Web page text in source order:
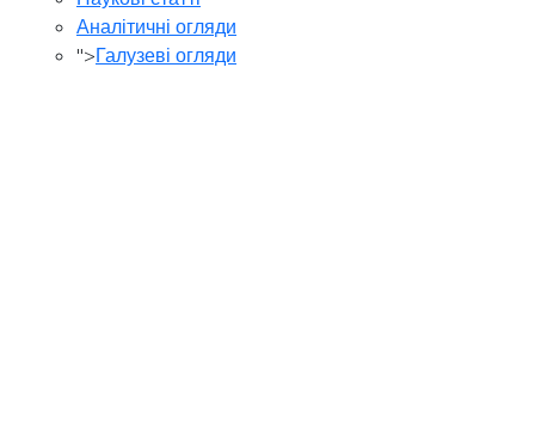
Аналітичні огляди
">Галузеві огляди